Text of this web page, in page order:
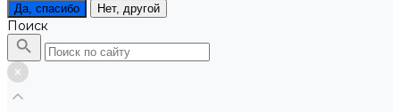
Да, спасибо Нет, другой
Поиск